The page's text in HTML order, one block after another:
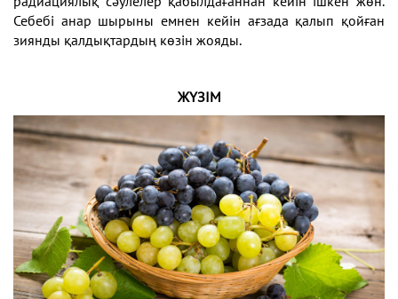
Себебі анар шырыны емнен кейін ағзада қалып қойған
зиянды қалдықтардың көзін жояды.
ЖҮЗІМ